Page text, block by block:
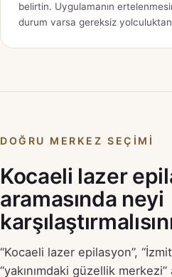
belirtin. Uygulamanın
durum varsa gereksiz yolculuktan
DOĞRU MERKEZ SEÇIMI
Kocaeli lazer
aramasında neyi
“Kocaeli lazer epilasyon”,
“yakınımdaki güzellik merkezi”